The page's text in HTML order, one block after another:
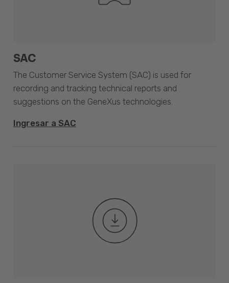
SAC
The Customer Service System (SAC) is used for
recording and tracking technical reports and
suggestions on the GeneXus technologies.
Ingresar a SAC